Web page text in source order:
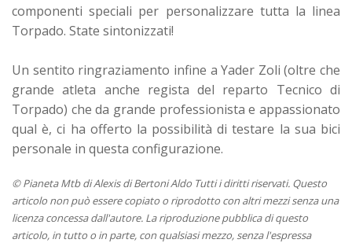
componenti speciali per personalizzare tutta la linea
Torpado. State sintonizzati!
Un sentito ringraziamento infine a Yader Zoli (oltre che
grande atleta anche regista del reparto Tecnico di
Torpado) che da grande professionista e appassionato
qual è, ci ha offerto la possibilità di testare la sua bici
personale in questa configurazione.
© Pianeta Mtb di Alexis di Bertoni Aldo Tutti i diritti riservati. Questo
articolo non può essere copiato o riprodotto con altri mezzi senza una
licenza concessa dall'autore. La riproduzione pubblica di questo
articolo, in tutto o in parte, con qualsiasi mezzo, senza l'espressa